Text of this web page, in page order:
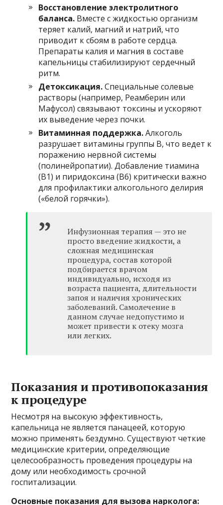
Восстановление электролитного
баланса. Вместе с жидкостью организм
теряет калий, магний и натрий, что
приводит к сбоям в работе сердца.
Препараты калия и магния в составе
капельницы стабилизируют сердечный
ритм.
Детоксикация.Специальные солевые
растворы (например, Реамберин или
Мафусол) связывают токсины и ускоряют
их выведение через почки.
Витаминная поддержка.Алкоголь
разрушает витамины группы B, что ведет к
поражению нервной системы
(полинейропатии). Добавление тиамина
(B1) и пиридоксина (B6) критически важно
для профилактики алкогольного делирия
(«белой горячки»).
Инфузионная терапия — это не
просто введение жидкости, а
сложная медицинская
процедура, состав которой
подбирается врачом
индивидуально, исходя из
возраста пациента, длительности
запоя и наличия хронических
заболеваний. Самолечение в
данном случае недопустимо и
может привести к отеку мозга
или легких.
Показания и противопоказания
к процедуре
Несмотря на высокую эффективность,
капельница не является панацеей, которую
можно применять бездумно. Существуют четкие
медицинские критерии, определяющие
целесообразность проведения процедуры на
дому или необходимость срочной
госпитализации.
Основные показания для вызова нарколога: